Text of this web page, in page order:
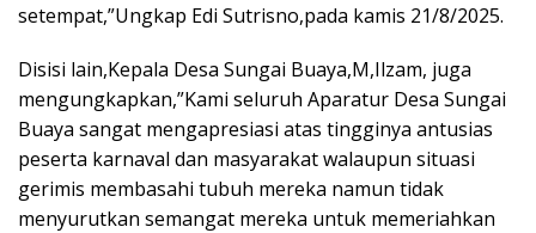
setempat,”Ungkap Edi Sutrisno,pada kamis 21/8/2025.
Disisi lain,Kepala Desa Sungai Buaya,M,Ilzam, juga
mengungkapkan,”Kami seluruh Aparatur Desa Sungai
Buaya sangat mengapresiasi atas tingginya antusias
peserta karnaval dan masyarakat walaupun situasi
gerimis membasahi tubuh mereka namun tidak
menyurutkan semangat mereka untuk memeriahkan